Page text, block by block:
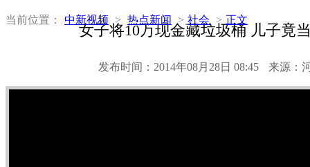
当前位置： 中新视频 > 热点新闻 > 社会 > 正文
女子将10万现金藏垃圾桶 儿子竟
发布时间：2014年08月28日 08:45 来源：